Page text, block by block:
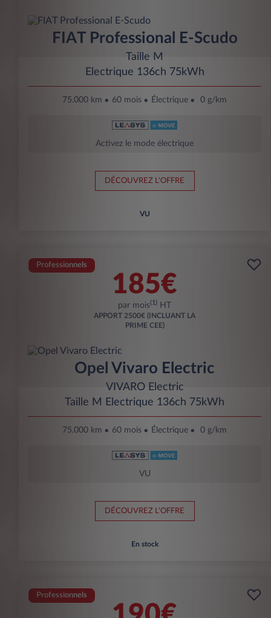
FIAT Professional E-Scudo
Taille M
Electrique 136ch 75kWh
75.000 km 60 mois Électrique 0 g/km
Activez le mode électrique
DÉCOUVREZ L'OFFRE
VU
Professionnels
185€
par mois(1) HT
APPORT 2500€ (INCLUANT LA
PRIME CEE)
Opel Vivaro Electric
VIVARO Electric
Taille M Electrique 136ch 75kWh
75.000 km 60 mois Électrique 0 g/km
VU
DÉCOUVREZ L'OFFRE
En stock
Professionnels